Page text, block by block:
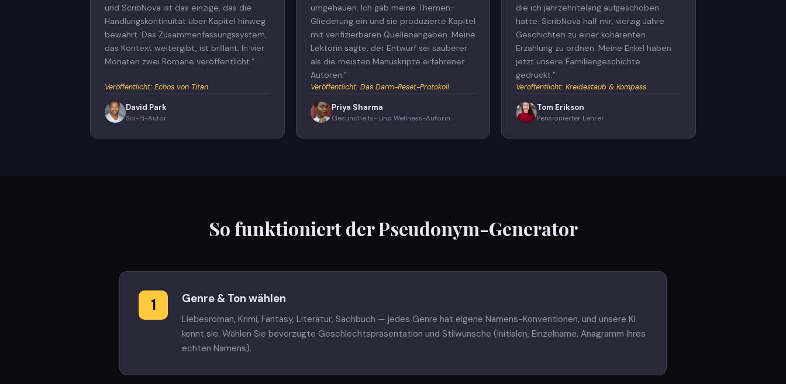
und ScribNova ist das einzige, das die
Handlungskontinuität über Kapitel hinweg
bewahrt. Das Zusammenfassungssystem,
das Kontext weitergibt, ist brillant. In vier
Monaten zwei Romane veröffentlicht.”
Veröffentlicht: Echos von Titan
David Park
Sci-Fi-Autor
umgehauen. Ich gab meine Themen-
Gliederung ein und sie produzierte Kapitel
mit verifizierbaren Quellenangaben. Meine
Lektorin sagte, der Entwurf sei sauberer
als die meisten Manuskripte erfahrener
Autoren.”
Veröffentlicht: Das Darm-Reset-Protokoll
Priya Sharma
Gesundheits- und Wellness-Autorin
die ich jahrzehntelang aufgeschoben
hatte. ScribNova half mir, vierzig Jahre
Geschichten zu einer kohärenten
Erzählung zu ordnen. Meine Enkel haben
jetzt unsere Familiengeschichte
gedruckt.”
Veröffentlicht:Kreidestaub & Kompass
Tom Erikson
Pensionierter Lehrer
So funktioniert der Pseudonym-Generator
1 Genre & Ton wählen
Liebesroman, Krimi, Fantasy, Literatur, Sachbuch — jedes Genre hat eigene Namens-Konventionen, und unsere KI
kennt sie. Wählen Sie bevorzugte Geschlechtspräsentation und Stilwünsche (Initialen, Einzelname, Anagramm Ihres
echten Namens).